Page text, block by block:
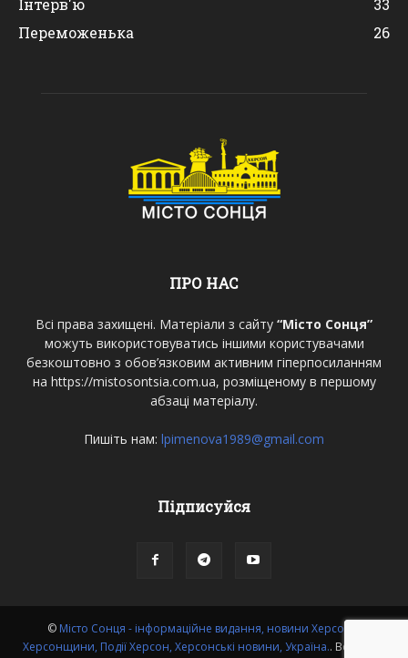
Переможенька
26
ПРО НАС
Всі права захищені. Матеріали з сайту “Місто Сонця”
можуть використовуватись іншими користувачами
безкоштовно з обов’язковим активним гіперпосиланням
на https://mistosontsia.com.ua, розміщеному в першому
абзаці матеріалу.
Пишіть нам: lpimenova1989@gmail.com
Підписуйся
© Місто Сонця - інформаційне видання, новини Херсона,
Херсонщини, Події Херсон, Херсонські новини, Україна.. Всі права